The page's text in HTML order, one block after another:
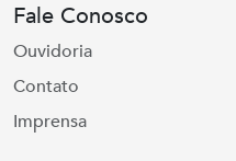
Fale Conosco
Ouvidoria
Contato
Imprensa